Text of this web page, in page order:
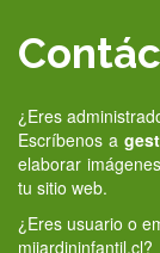
¿Eres
Escríbenos a
elaborar
tu sitio web.
¿Eres usuario o
mijardininfantil.cl?